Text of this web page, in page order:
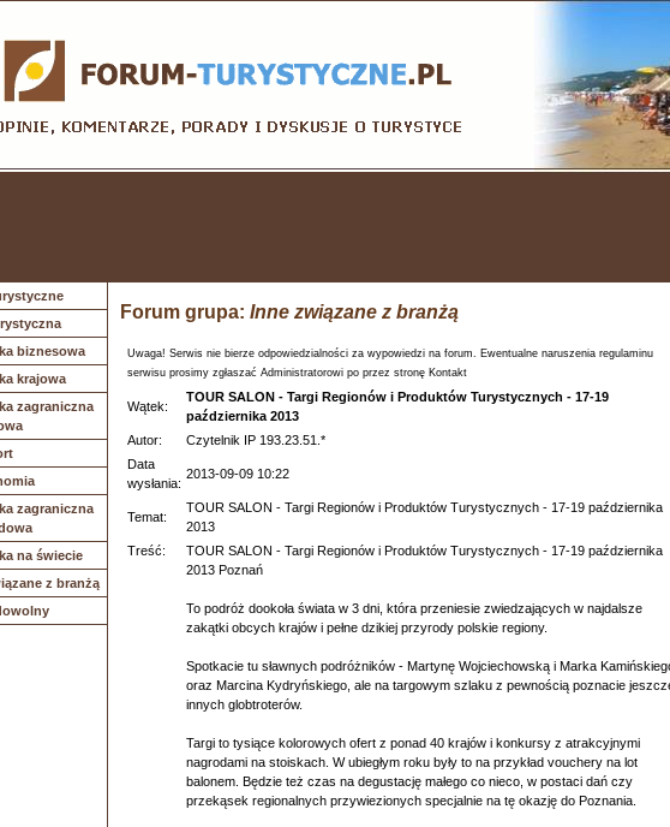
biznesowa
krajowa
zagraniczna
zagraniczna
na świecie
z branżą
Forum grupa: Inne związane z branżą
Uwaga! Serwis nie bierze odpowiedzialności za wypowiedzi na forum. Ewentualne naruszenia regulaminu
serwisu prosimy zgłaszać Administratorowi po przez stronę Kontakt
Wątek:
TOUR SALON - Targi Regionów i Produktów Turystycznych - 17-19
października 2013
Autor:
Czytelnik IP 193.23.51.*
Data
wysłania:
2013-09-09 10:22
Temat:
TOUR SALON - Targi Regionów i Produktów Turystycznych - 17-19 października
2013
Treść:
TOUR SALON - Targi Regionów i Produktów Turystycznych - 17-19 października
2013 Poznań
To podróż dookoła świata w 3 dni, która przeniesie zwiedzających w najdalsze
zakątki obcych krajów i pełne dzikiej przyrody polskie regiony.
Spotkacie tu sławnych podróżników - Martynę Wojciechowską i Marka
oraz Marcina Kydryńskiego, ale na targowym szlaku z pewnością poznacie
innych globtroterów.
Targi to tysiące kolorowych ofert z ponad 40 krajów i konkursy z atrakcyjnymi
nagrodami na stoiskach. W ubiegłym roku były to na przykład vouchery na lot
balonem. Będzie też czas na degustację małego co nieco, w postaci dań czy
przekąsek regionalnych przywiezionych specjalnie na tę okazję do Poznania.